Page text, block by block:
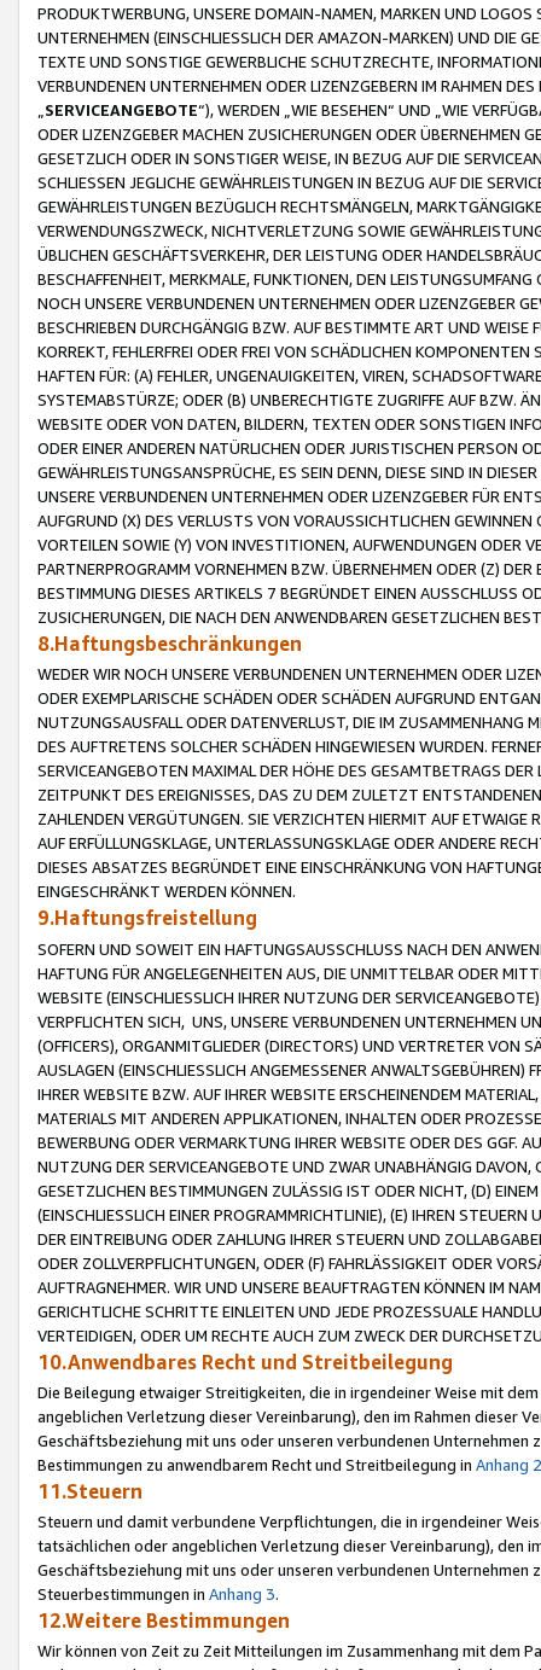
PRODUKTWERBUNG, UNSERE DOMAIN-NAMEN, MARKEN UND
UNTERNEHMEN (EINSCHLIESSLICH DER AMAZON-MARKEN) UND DIE
TEXTE UND SONSTIGE GEWERBLICHE SCHUTZRECHTE,
VERBUNDENEN UNTERNEHMEN ODER LIZENZGEBERN IM RAHMEN
SERVICEANGEBOTE“), WERDEN „WIE BESEHEN“ UND „WIE
ODER LIZENZGEBER MACHEN ZUSICHERUNGEN ODER ÜBERNEHMEN
GESETZLICH ODER IN SONSTIGER WEISE, IN BEZUG AUF DIE
SCHLIESSEN JEGLICHE GEWÄHRLEISTUNGEN IN BEZUG AUF DIE
GEWÄHRLEISTUNGEN BEZÜGLICH RECHTSMÄNGELN,
VERWENDUNGSZWECK, NICHTVERLETZUNG SOWIE
ÜBLICHEN GESCHÄFTSVERKEHR, DER LEISTUNG ODER
BESCHAFFENHEIT, MERKMALE, FUNKTIONEN, DEN
NOCH UNSERE VERBUNDENEN UNTERNEHMEN ODER LIZENZGEBER
BESCHRIEBEN DURCHGÄNGIG BZW. AUF BESTIMMTE ART UND
KORREKT, FEHLERFREI ODER FREI VON SCHÄDLICHEN
HAFTEN FÜR: (A) FEHLER, UNGENAUIGKEITEN, VIREN,
SYSTEMABSTÜRZE; ODER (B) UNBERECHTIGTE ZUGRIFFE AUF BZW.
WEBSITE ODER VON DATEN, BILDERN, TEXTEN ODER SONSTIGEN
ODER EINER ANDEREN NATÜRLICHEN ODER JURISTISCHEN PERSON
GEWÄHRLEISTUNGSANSPRÜCHE, ES SEIN DENN, DIESE SIND IN
UNSERE VERBUNDENEN UNTERNEHMEN ODER LIZENZGEBER FÜR
AUFGRUND (X) DES VERLUSTS VON VORAUSSICHTLICHEN
VORTEILEN SOWIE (Y) VON INVESTITIONEN, AUFWENDUNGEN ODER
PARTNERPROGRAMM VORNEHMEN BZW. ÜBERNEHMEN ODER (Z)
BESTIMMUNG DIESES ARTIKELS 7 BEGRÜNDET EINEN AUSSCHLUSS
ZUSICHERUNGEN, DIE NACH DEN ANWENDBAREN GESETZLICHEN
8.Haftungsbeschränkungen
WEDER WIR NOCH UNSERE VERBUNDENEN UNTERNEHMEN ODER
ODER EXEMPLARISCHE SCHÄDEN ODER SCHÄDEN AUFGRUND
NUTZUNGSAUSFALL ODER DATENVERLUST, DIE IM ZUSAMMENHANG
DES AUFTRETENS SOLCHER SCHÄDEN HINGEWIESEN WURDEN.
SERVICEANGEBOTEN MAXIMAL DER HÖHE DES GESAMTBETRAGS
ZEITPUNKT DES EREIGNISSES, DAS ZU DEM ZULETZT
ZAHLENDEN VERGÜTUNGEN. SIE VERZICHTEN HIERMIT AUF
AUF ERFÜLLUNGSKLAGE, UNTERLASSUNGSKLAGE ODER ANDERE
DIESES ABSATZES BEGRÜNDET EINE EINSCHRÄNKUNG VON
EINGESCHRÄNKT WERDEN KÖNNEN.
9.Haftungsfreistellung
SOFERN UND SOWEIT EIN HAFTUNGSAUSSCHLUSS NACH DEN
HAFTUNG FÜR ANGELEGENHEITEN AUS, DIE UNMITTELBAR ODER
WEBSITE (EINSCHLIESSLICH IHRER NUTZUNG DER
VERPFLICHTEN SICH, UNS, UNSERE VERBUNDENEN UNTERNEHMEN
(OFFICERS), ORGANMITGLIEDER (DIRECTORS) UND VERTRETER VON
AUSLAGEN (EINSCHLIESSLICH ANGEMESSENER
IHRER WEBSITE BZW. AUF IHRER WEBSITE ERSCHEINENDEM
MATERIALS MIT ANDEREN APPLIKATIONEN, INHALTEN ODER
BEWERBUNG ODER VERMARKTUNG IHRER WEBSITE ODER DES GGF.
NUTZUNG DER SERVICEANGEBOTE UND ZWAR UNABHÄNGIG
GESETZLICHEN BESTIMMUNGEN ZULÄSSIG IST ODER NICHT, (D)
(EINSCHLIESSLICH EINER PROGRAMMRICHTLINIE), (E) IHREN
DER EINTREIBUNG ODER ZAHLUNG IHRER STEUERN UND
ODER ZOLLVERPFLICHTUNGEN, ODER (F) FAHRLÄSSIGKEIT ODER
AUFTRAGNEHMER. WIR UND UNSERE BEAUFTRAGTEN KÖNNEN IM
GERICHTLICHE SCHRITTE EINLEITEN UND JEDE PROZESSUALE
VERTEIDIGEN, ODER UM RECHTE AUCH ZUM ZWECK DER
10.Anwendbares Recht und Streitbeilegung
Die Beilegung etwaiger Streitigkeiten, die in irgendeiner Weise mit
angeblichen Verletzung dieser Vereinbarung), den im Rahmen dieser
Geschäftsbeziehung mit uns oder unseren verbundenen
Bestimmungen zu anwendbarem Recht und Streitbeilegung in Anhang 2
11.Steuern
Steuern und damit verbundene Verpflichtungen, die in irgendeiner
tatsächlichen oder angeblichen Verletzung dieser Vereinbarung), den
Geschäftsbeziehung mit uns oder unseren verbundenen
Steuerbestimmungen in Anhang 3.
12.Weitere Bestimmungen
Wir können von Zeit zu Zeit Mitteilungen im Zusammenhang mit dem